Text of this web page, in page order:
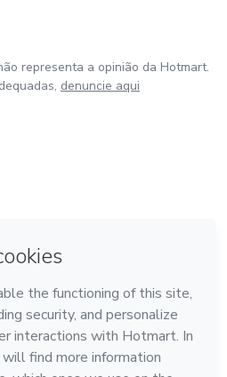
representa a opinião da Hotmart.
denuncie aqui
México